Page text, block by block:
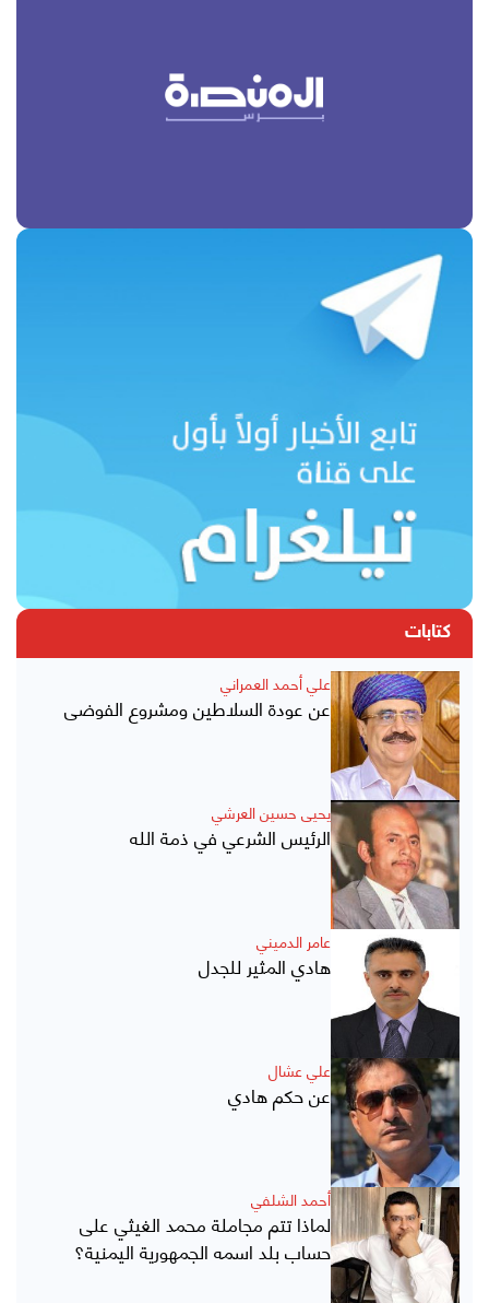
كتابات
علي أحمد العمراني
عن عودة السلاطين ومشروع الفوضى
يحيى حسين العرشي
الرئيس الشرعي في ذمة الله
عامر الدميني
هادي المثير للجدل
علي عشال
عن حكم هادي
أحمد الشلفي
لماذا تتم مجاملة محمد الغيثي على
حساب بلد اسمه الجمهورية اليمنية؟